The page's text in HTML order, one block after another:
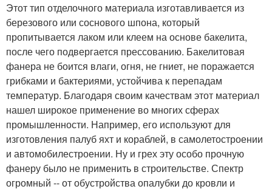
Этот тип отделочного материала изготавливается из
березового или соснового шпона, который
пропитывается лаком или клеем на основе бакелита,
после чего подвергается прессованию. Бакелитовая
фанера не боится влаги, огня, не гниет, не поражается
грибками и бактериями, устойчива к перепадам
температур. Благодаря своим качествам этот материал
нашел широкое применение во многих сферах
промышленности. Например, его используют для
изготовления палуб яхт и кораблей, в самолетостроении
и автомобилестроении. Ну и грех эту особо прочную
фанеру было не применить в строительстве. Спектр
огромный -- от обустройства опалубки до кровли и